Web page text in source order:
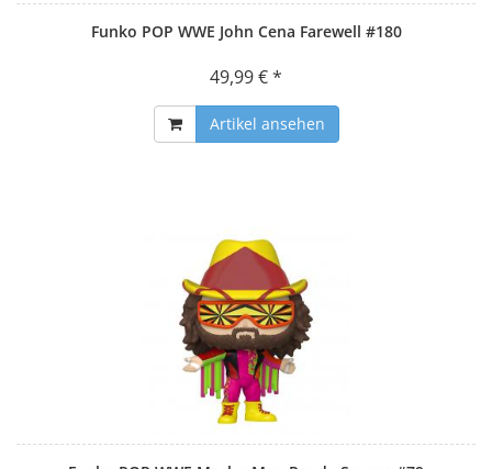
Funko POP WWE John Cena Farewell #180
49,99 € *
Artikel ansehen